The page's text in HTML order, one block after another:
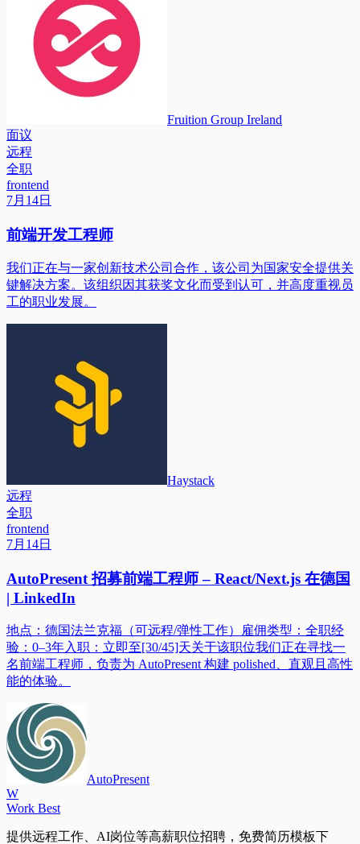
Fruition Group Ireland
面议
远程
全职
frontend
7月14日
前端开发工程师
我们正在与一家创新技术公司合作，该公司为国家安全提供关
键解决方案。该组织因其获奖文化而受到认可，并高度重视员
工的职业发展。
Haystack
远程
全职
frontend
7月14日
AutoPresent 招募前端工程师 – React/Next.js 在德国
| LinkedIn
地点：德国法兰克福（可远程/弹性工作）雇佣类型：全职经
验：0–3年入职：立即至[30/45]天关于该职位我们正在寻找一
名前端工程师，负责为 AutoPresent 构建 polished、直观且高性
能的体验。
AutoPresent
W
Work Best
提供远程工作、AI岗位等高薪职位招聘，免费简历模板下